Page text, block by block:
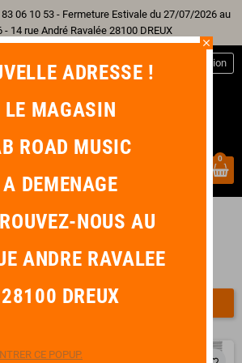
06 10 53 - Fermeture Estivale du 27/07/2026 au
14 rue André Ravalée 28100 DREUX
Connexion
0
Détail chevron_right Guitare Acoustique
close
ADRESSE !
LE MAGASIN
ROAD MUSIC
A DEMENAGE
NOUS AU
ANDRE RAVALEE
28100 DREUX
CE POPUP.